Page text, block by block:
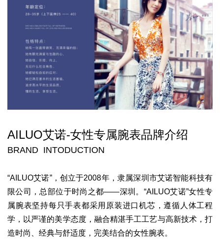
AILUO艾诺-女性专属腕表品牌介绍
BRAND INTODUCTION
“AILUO艾诺”， 创立于2008年，隶属深圳市艾诺智能科技有
限公司， 总部位于时尚之都——深圳。 “AILUO艾诺”女性专
属腕表坚持每只手表都采用原装进口机芯，遵循人体工程
学， 以严谨的美学态度，融合精湛手工工艺与高新技术，打
造时尚、经典与舒适度， 完美结合的女性腕表。